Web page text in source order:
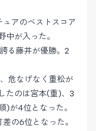
ュアのベストスコア
中が入った。
る藤井が優勝。2
危なげなく重松が
たのは宮本(重)、3
)が4位となった。
の6位となった。